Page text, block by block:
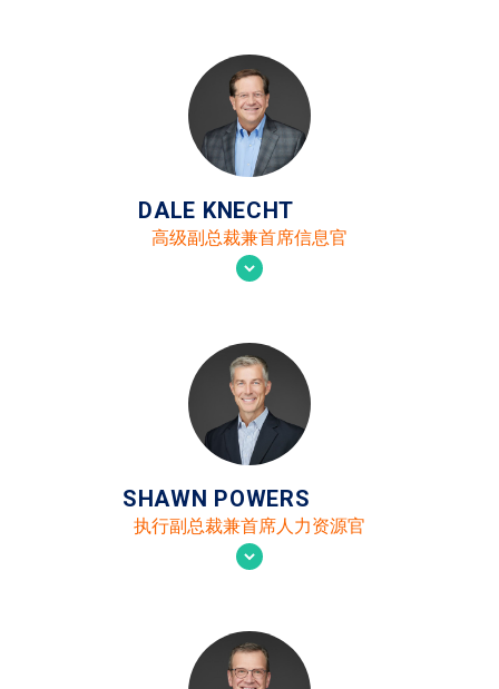
DALE KNECHT
高级副总裁兼首席信息官
SHAWN POWERS
执行副总裁兼首席人力资源官